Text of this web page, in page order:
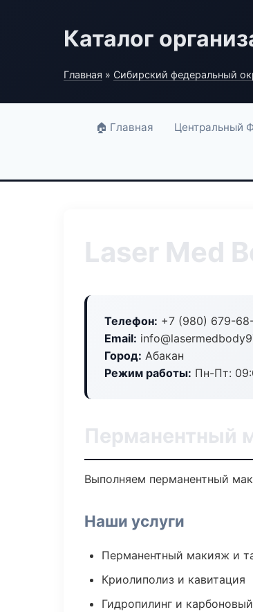
Каталог
Главная » Сибирский федеральный
🏠 Главная Центральный
Laser Med
Телефон: +7 (980) 679-
Email:
Город: Абакан
Режим работы: Пн-Пт:
Перманентный
Выполняем перманентный
Наши услуги
Перманентный макияж и
Криолиполиз и кавитация
Гидропилинг и